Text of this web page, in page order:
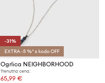
-31%
EXTRA -5 %* s kodo OFF
Ogrlica NEIGHBORHOOD
Trenutna cena:
65,99 €